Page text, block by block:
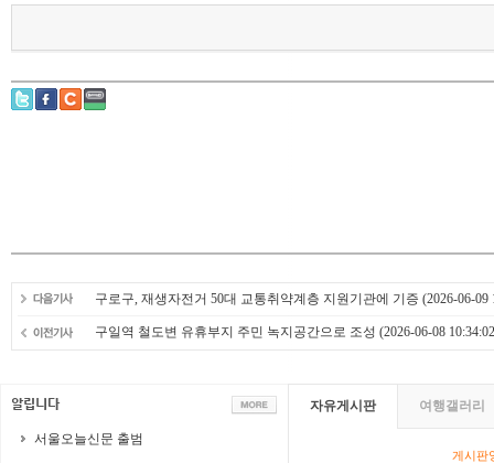
구로구, 재생자전거 50대 교통취약계층 지원기관에 기증 (2026-06-09
구일역 철도변 유휴부지 주민 녹지공간으로 조성 (2026-06-08
서울오늘신문 출범
자유게시판 여행갤러리
게시판